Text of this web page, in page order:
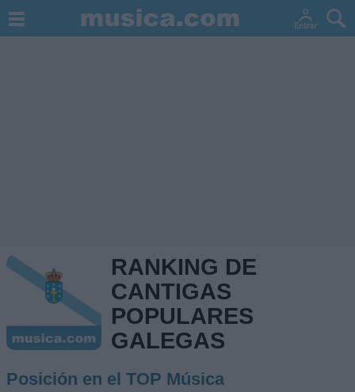
RANKING DE
CANTIGAS
POPULARES
GALEGAS
Posición en el TOP Música